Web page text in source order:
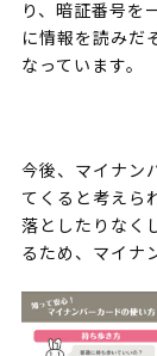
り、暗証番号を
に情報を読みだ
なっています。
今後、マイナン
てくると考えら
落としたりなく
るため、マイナ